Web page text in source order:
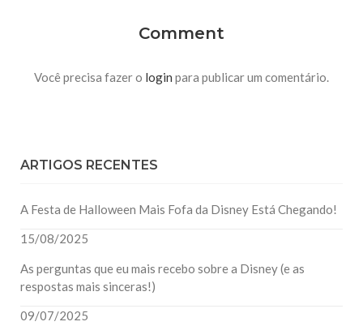
Comment
Você precisa fazer o login para publicar um comentário.
ARTIGOS RECENTES
A Festa de Halloween Mais Fofa da Disney Está Chegando!
15/08/2025
As perguntas que eu mais recebo sobre a Disney (e as
respostas mais sinceras!)
09/07/2025